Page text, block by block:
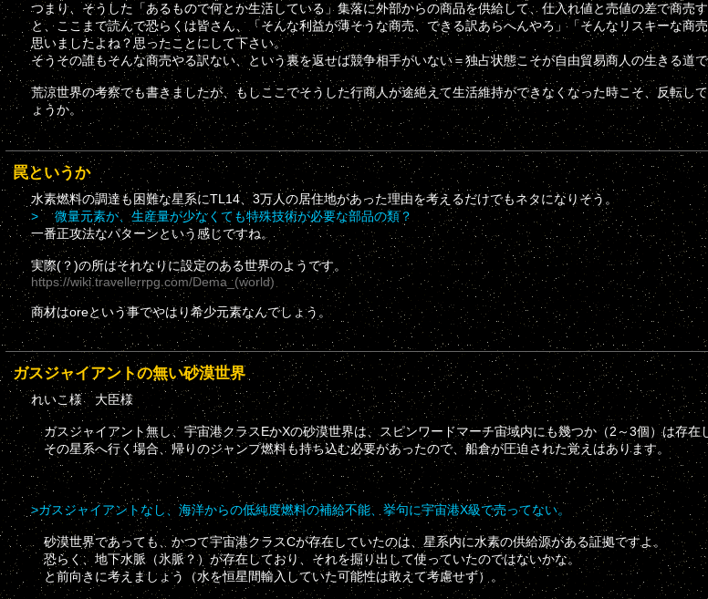
つまり、そうした「あるもので何とか生活している」集落に外部からの商品を供給して、仕入れ値と売値の差で商売
と、ここまで読んで恐らくは皆さん、「そんな利益が薄そうな商売、できる訳あらへんやろ」「そんなリスキーな商
思いましたよね？思ったことにして下さい。
そうその誰もそんな商売やる訳ない、という裏を返せば競争相手がいない＝独占状態こそが自由貿易商人の生きる道
荒涼世界の考察でも書きましたが、もしここでそうした行商人が途絶えて生活維持ができなくなった時こそ、反転
ょうか。
罠というか
水素燃料の調達も困難な星系にTL14、3万人の居住地があった理由を考えるだけでもネタになりそう。
> 微量元素か、生産量が少なくても特殊技術が必要な部品の類？
一番正攻法なパターンという感じですね。
実際(？)の所はそれなりに設定のある世界のようです。
https://wiki.travellerrpg.com/Dema_(world)
商材はoreという事でやはり希少元素なんでしょう。
ガスジャイアントの無い砂漠世界
れいこ様 大臣様
ガスジャイアント無し、宇宙港クラスEかXの砂漠世界は、スピンワードマーチ宙域内にも幾つか（2～3個）は存在
その星系へ行く場合、帰りのジャンプ燃料も持ち込む必要があったので、船倉が圧迫された覚えはあります。
>ガスジャイアントなし、海洋からの低純度燃料の補給不能、挙句に宇宙港X級で売ってない。
砂漠世界であっても、かつて宇宙港クラスCが存在していたのは、星系内に水素の供給源がある証拠ですよ。
恐らく、地下水脈（氷脈？）が存在しており、それを掘り出して使っていたのではないかな。
と前向きに考えましょう（水を恒星間輸入していた可能性は敢えて考慮せず）。